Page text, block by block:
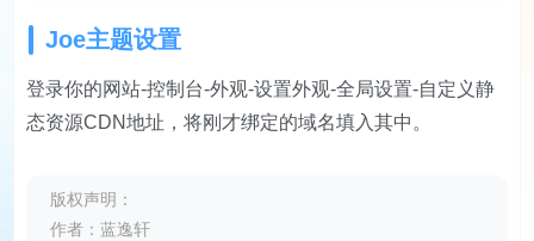
Joe主题设置
登录你的网站-控制台-外观-设置外观-全局设置-自定义静
态资源CDN地址，将刚才绑定的域名填入其中。
版权声明：
作者：蓝逸轩